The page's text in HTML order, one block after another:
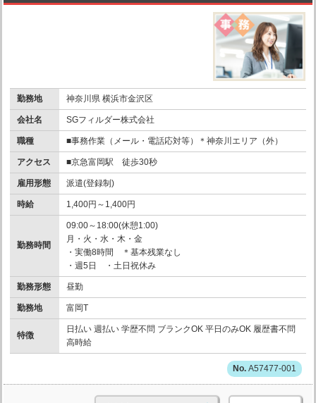
勤務地 神奈川県 横浜市金沢区
会社名 SGフィルダー株式会社
職種 ■事務作業（メール・電話応対等）＊神奈川エリア（外）
アクセス ■京急富岡駅 徒歩30秒
雇用形態 派遣(登録制)
時給 1,400円～1,400円
勤務時間
09:00～18:00(休憩1:00)
月・火・水・木・金
・実働8時間 ＊基本残業なし
・週5日 ・土日祝休み
勤務形態 昼勤
勤務地 富岡T
特徴
日払い 週払い 学歴不問 ブランクOK 平日のみOK 履歴書不問
高時給
A57477-001